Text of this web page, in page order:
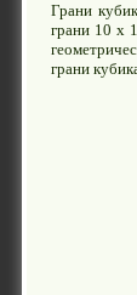
Грани
грани 10 х
грани